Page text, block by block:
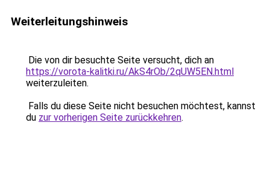
Weiterleitungshinweis
Die von dir besuchte Seite versucht, dich an
https://vorota-kalitki.ru/AkS4rOb/2qUW5EN.html
weiterzuleiten.
Falls du diese Seite nicht besuchen möchtest, kannst
du zur vorherigen Seite zurückkehren.